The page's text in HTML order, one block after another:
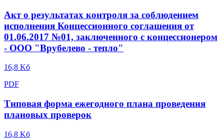
Акт о результатах контроля за соблюдением
исполнения Концессионного соглашения от
01.06.2017 №01, заключенного с концессионером
- ООО "Врубелево - тепло"
16,8 Kб
PDF
Типовая форма ежегодного плана проведения
плановых проверок
16,8 Kб